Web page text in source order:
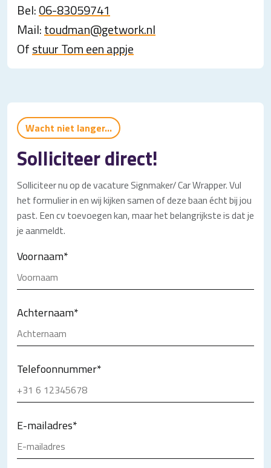
Bel:06-83059741
Mail:toudman@getwork.nl
Ofstuur Tom een appje
Wacht niet langer...
Solliciteer direct!
Solliciteer nu op de vacature Signmaker/ Car Wrapper. Vul
het formulier in en wij kijken samen of deze baan écht bij jou
past. Een cv toevoegen kan, maar het belangrijkste is dat je
je aanmeldt.
Voornaam*
Achternaam*
Telefoonnummer*
E-mailadres*